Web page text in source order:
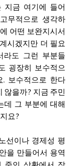
지금 여기에 들어
무적으로 생각하
어떤 보완지시서
시겠지만 더 필요
라도 그런 부분들
굉장히 보수적으
보수적으로 한다
않을까? 지금 주민
데 그 부분에 대해
요?
선이나 경제성 평
을 만들어서 용역